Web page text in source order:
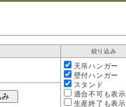
絞り込み
天吊ハンガー
壁付ハンガー
スタンド
適合不可も表示
生産終了も表示